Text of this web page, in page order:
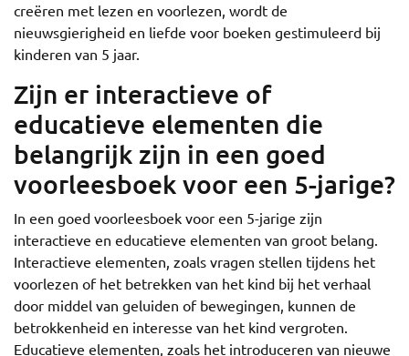
creëren met lezen en voorlezen, wordt de
nieuwsgierigheid en liefde voor boeken gestimuleerd bij
kinderen van 5 jaar.
Zijn er interactieve of
educatieve elementen die
belangrijk zijn in een goed
voorleesboek voor een 5-jarige?
In een goed voorleesboek voor een 5-jarige zijn
interactieve en educatieve elementen van groot belang.
Interactieve elementen, zoals vragen stellen tijdens het
voorlezen of het betrekken van het kind bij het verhaal
door middel van geluiden of bewegingen, kunnen de
betrokkenheid en interesse van het kind vergroten.
Educatieve elementen, zoals het introduceren van nieuwe